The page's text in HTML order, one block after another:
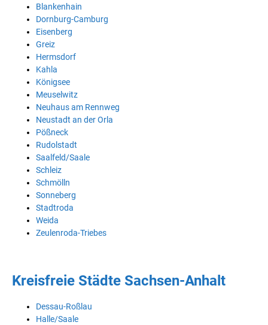
Blankenhain
Dornburg-Camburg
Eisenberg
Greiz
Hermsdorf
Kahla
Königsee
Meuselwitz
Neuhaus am Rennweg
Neustadt an der Orla
Pößneck
Rudolstadt
Saalfeld/Saale
Schleiz
Schmölln
Sonneberg
Stadtroda
Weida
Zeulenroda-Triebes
Kreisfreie Städte Sachsen-Anhalt
Dessau-Roßlau
Halle/Saale